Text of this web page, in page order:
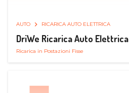
AUTO RICARICA AUTO ELETTRICA
DriWe Ricarica Auto Elettrica
Ricarica in Postazioni Fisse